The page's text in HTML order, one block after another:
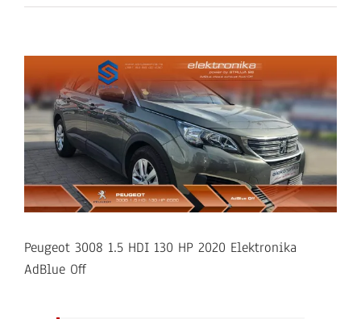
Peugeot 3008 1.5 HDI 130 HP 2020 Elektronika
AdBlue Off